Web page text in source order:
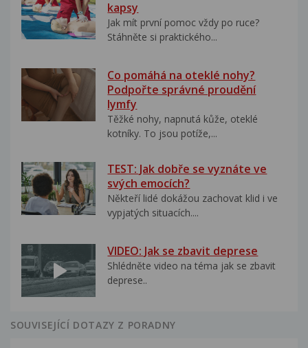
kapsy
Jak mít první pomoc vždy po ruce?
Stáhněte si praktického...
Co pomáhá na oteklé nohy?
Podpořte správné proudění
lymfy
Těžké nohy, napnutá kůže, oteklé
kotníky. To jsou potíže,...
TEST: Jak dobře se vyznáte ve
svých emocích?
Někteří lidé dokážou zachovat klid i ve
vypjatých situacích....
VIDEO: Jak se zbavit deprese
Shlédněte video na téma jak se zbavit
deprese..
SOUVISEJÍCÍ DOTAZY Z PORADNY